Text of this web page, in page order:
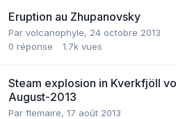
Eruption au Zhupanovsky
Par volcanophyle, 24 octobre 2013
0 réponse 1.7k vues
Steam explosion in Kverkfjöll
August-2013
Par flemaire, 17 août 2013